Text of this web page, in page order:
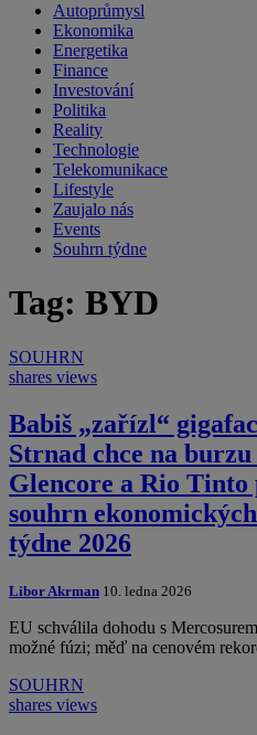
Autoprůmysl
Ekonomika
Energetika
Finance
Investování
Politika
Reality
Technologie
Telekomunikace
Lifestyle
Zaujalo nás
Events
Souhrn týdne
Tag: BYD
SOUHRN
shares views
Babiš „zařízl“
Strnad chce na
Glencore a Rio
souhrn
týdne 2026
Libor Akrman 10. ledna 2026
EU schválila dohodu s
možné fúzi; měď na cenovém
SOUHRN
shares views